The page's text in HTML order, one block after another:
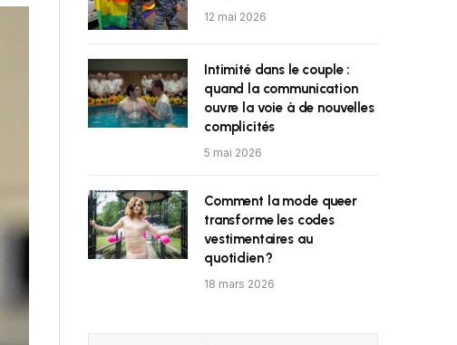
12 mai 2026
Intimité dans le couple :
quand la communication
ouvre la voie à de nouvelles
complicités
5 mai 2026
Comment la mode queer
transforme les codes
vestimentaires au
quotidien ?
18 mars 2026